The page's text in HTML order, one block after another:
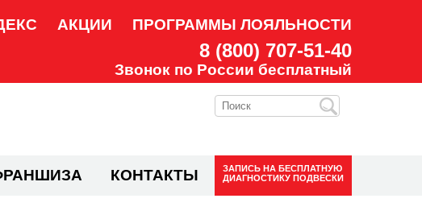
АКЦИИ ПРОГРАММЫ ЛОЯЛЬНОСТИ
8 (800) 707-51-40
Звонок по России бесплатный
КОНТАКТЫ ЗАПИСЬ НА БЕСПЛАТНУЮ
ДИАГНОСТИКУ ПОДВЕСКИ